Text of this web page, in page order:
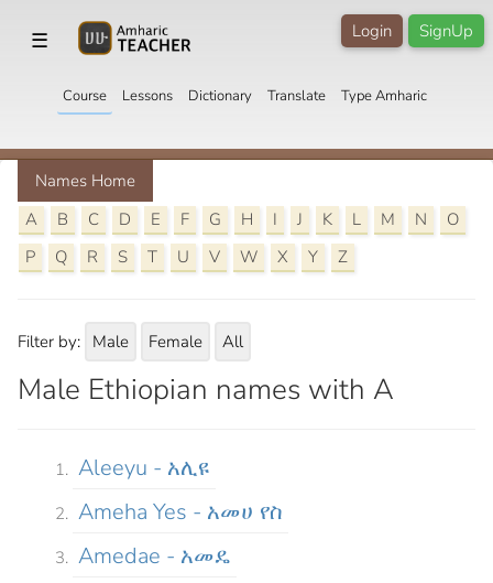
☰ SignUp
Login
Course Lessons Dictionary Translate Type Amharic
Names Home
A
B C D E F G H I J K L M N
O
P
Q R S T U V W X Y Z
Filter by: Male Female All
Male Ethiopian names with A
Aleeyu - አሊዩ
Ameha Yes - አመሀ የስ
Amedae - አመዴ